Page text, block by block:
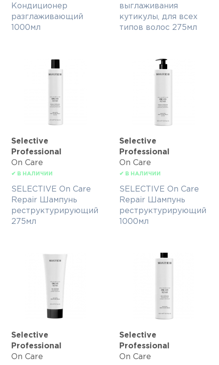
Кондиционер
разглаживающий
1000мл
выглаживания
кутикулы, для всех
типов волос 275мл
Selective
Professional
On Care
✔ В НАЛИЧИИ
SELECTIVE On Care
Repair Шампунь
реструктурирующий
275мл
Selective
Professional
On Care
✔ В НАЛИЧИИ
SELECTIVE On Care
Repair Шампунь
реструктурирующий
1000мл
Selective
Professional
On Care
Selective
Professional
On Care